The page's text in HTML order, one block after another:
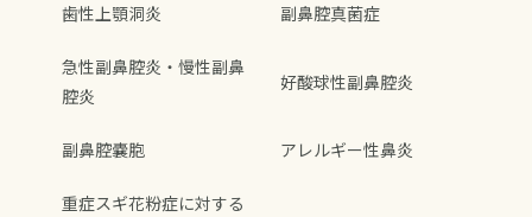
歯性上顎洞炎 副鼻腔真菌症
急性副鼻腔炎・慢性副鼻
腔炎
好酸球性副鼻腔炎
副鼻腔嚢胞 アレルギー性鼻炎
重症スギ花粉症に対する